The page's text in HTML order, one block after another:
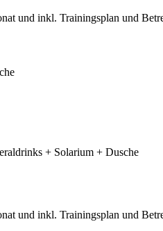
und inkl. Trainingsplan und
+ Solarium + Dusche
und inkl. Trainingsplan und